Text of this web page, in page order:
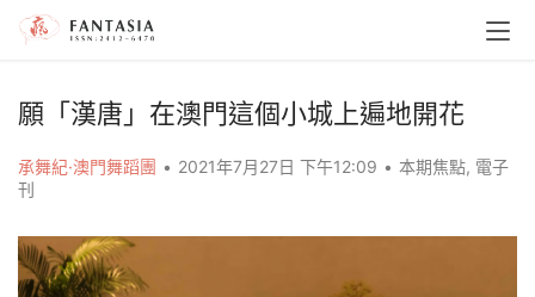
願「漢唐」在澳門這個小城上遍地開花
承舞紀·澳門舞蹈團 • 2021年7月27日 下午12:09 • 本期焦點, 電子
刊